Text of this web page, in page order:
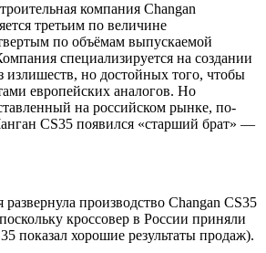
компания Changan
третьим по величине
по объёмам выпускаемой
специализируется на создании
излишеств, но достойных того, чтобы
европейских аналогов. Но
на российском рынке, по-
CS35 появился «старший брат» —
производство Changan CS35
кроссовер в России приняли
показал хорошие результаты продаж).